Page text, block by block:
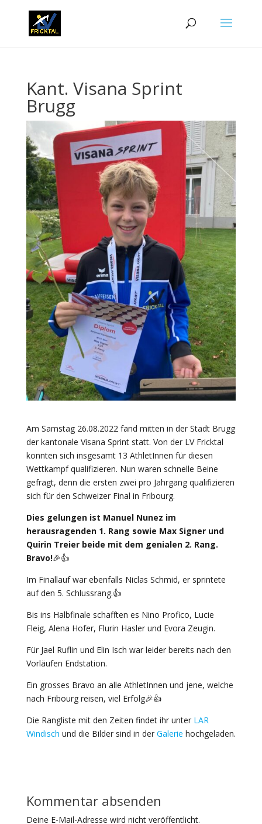
Kant. Visana Sprint
Brugg
Am Samstag 26.08.2022 fand mitten in der Stadt Brugg
der kantonale Visana Sprint statt. Von der LV Fricktal
konnten sich insgesamt 13 AthletInnen für diesen
Wettkampf qualifizieren. Nun waren schnelle Beine
gefragt, denn die ersten zwei pro Jahrgang qualifizieren
sich für den Schweizer Final in Fribourg.
Dies gelungen ist Manuel Nunez im
herausragenden 1. Rang sowie Max Signer und
Quirin Treier beide mit dem genialen 2. Rang.
Bravo!🎉👍
Im Finallauf war ebenfalls Niclas Schmid, er sprintete
auf den 5. Schlussrang.👍
Bis ins Halbfinale schafften es Nino Profico, Lucie
Fleig, Alena Hofer, Flurin Hasler und Evora Zeugin.
Für Jael Ruflin und Elin Isch war leider bereits nach den
Vorläufen Endstation.
Ein grosses Bravo an alle AthletInnen und jene, welche
nach Fribourg reisen, viel Erfolg🎉👍
Die Rangliste mit den Zeiten findet ihr unter LAR
Windisch und die Bilder sind in der Galerie hochgeladen.
Kommentar absenden
Deine E-Mail-Adresse wird nicht veröffentlicht.